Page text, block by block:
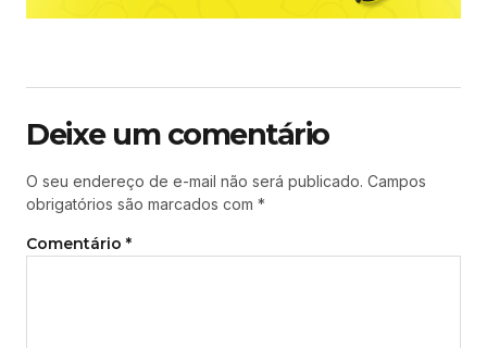
Deixe um comentário
O seu endereço de e-mail não será publicado. Campos
obrigatórios são marcados com *
Comentário *